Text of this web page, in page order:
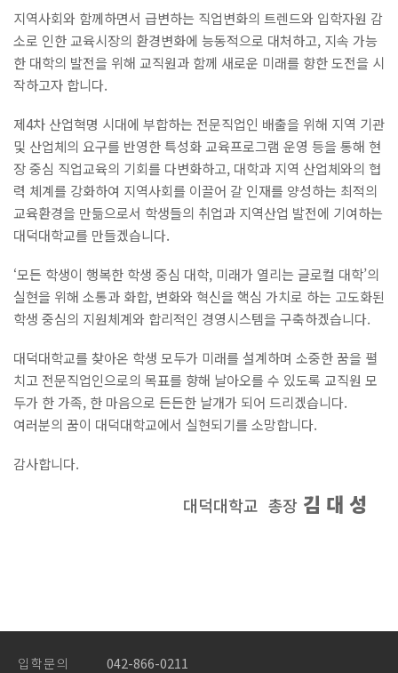
서비스품질우수상
교육품질인증
교육기부우수기관인증
홍보영상
뉴스레터
학사일정
문의전화안내
학사안내
장학/학자금대출안내
증명서발급안내
지역사회와 함께하면서 급변하는 직업변화의 트렌드와 입학자원 감
소로 인한 교육시장의 환경변화에 능동적으로 대처하고, 지속 가능
한 대학의 발전을 위해 교직원과 함께 새로운 미래를 향한 도전을 시
작하고자 합니다.
제4차 산업혁명 시대에 부합하는 전문직업인 배출을 위해 지역 기관
및 산업체의 요구를 반영한 특성화 교육프로그램 운영 등을 통해 현
장 중심 직업교육의 기회를 다변화하고, 대학과 지역 산업체와의 협
력 체계를 강화하여 지역사회를 이끌어 갈 인재를 양성하는 최적의
교육환경을 만듦으로서 학생들의 취업과 지역산업 발전에 기여하는
대덕대학교를 만들겠습니다.
‘모든 학생이 행복한 학생 중심 대학, 미래가 열리는 글로컬 대학’의
실현을 위해 소통과 화합, 변화와 혁신을 핵심 가치로 하는 고도화된
학생 중심의 지원체계와 합리적인 경영시스템을 구축하겠습니다.
대덕대학교를 찾아온 학생 모두가 미래를 설계하며 소중한 꿈을 펼
치고 전문직업인으로의 목표를 향해 날아오를 수 있도록 교직원 모
두가 한 가족, 한 마음으로 든든한 날개가 되어 드리겠습니다.
여러분의 꿈이 대덕대학교에서 실현되기를 소망합니다.
감사합니다.
대덕대학교 총장 김 대 성
입 학 문 의 042-866-0211